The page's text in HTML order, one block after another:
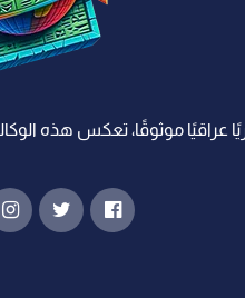
عراقيًا موثوقًا، تعكس هذه